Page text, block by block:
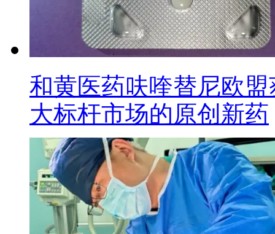
和黄医药呋喹替尼欧
大标杆市场的原创新药